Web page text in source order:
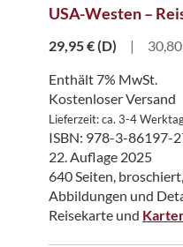
USA-Westen –
29,95€(D) |
Enthält 7% MwSt.
Kostenloser Versand
Lieferzeit: ca. 3-4
ISBN: 978-3-86197-
22. Auflage 2025
640 Seiten,
Abbildungen und
Reisekarte und